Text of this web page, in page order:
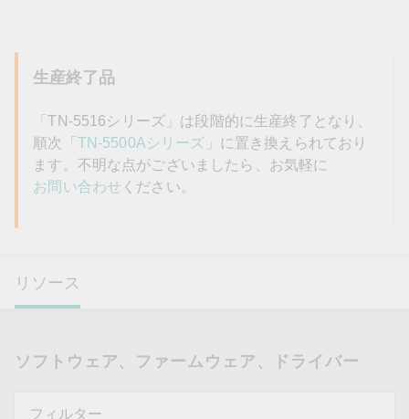
生産終了品
「TN-5516シリーズ」は段階的に生産終了となり、
順次「 TN-5500Aシリーズ 」に置き換えられており
ます。不明な点がございましたら、お気軽に
お問い合わせ ください。
リソース
ソフトウェア、ファームウェア、ドライバー
フィルター